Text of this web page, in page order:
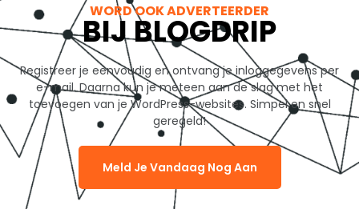
WORD OOK ADVERTEERDER
BIJ BLOGDRIP
Registreer je eenvoudig en ontvang je inloggegevens per
e-mail. Daarna kun je meteen aan de slag met het
toevoegen van je WordPress-websites. Simpel en snel
geregeld!
Meld Je Vandaag Nog Aan